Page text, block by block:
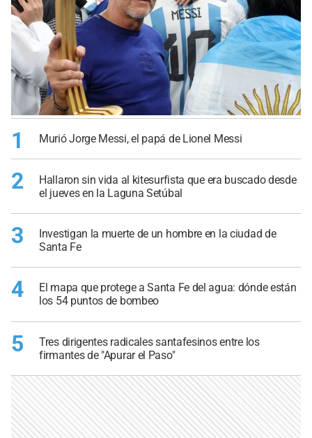
1 Murió Jorge Messi, el papá de Lionel Messi
2
Hallaron sin vida al kitesurfista que era buscado desde
el jueves en la Laguna Setúbal
3
Investigan la muerte de un hombre en la ciudad de
Santa Fe
4
El mapa que protege a Santa Fe del agua: dónde están
los 54 puntos de bombeo
5
Tres dirigentes radicales santafesinos entre los
firmantes de "Apurar el Paso"